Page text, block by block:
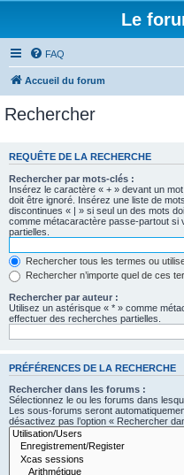
Le
FAQ
Accueil du forum
Rechercher
REQUÊTE DE LA RECHERCHE
Rechercher par mots-clés :
Insérez le caractère « + » devant un
doit être ignoré. Insérez une liste de
discontinues « | » si seul un des mots
comme métacaractère passe-partout
partielles.
Rechercher tous les termes ou
Rechercher n’importe quel de ces
Rechercher par auteur :
Utilisez un astérisque « * » comme
effectuer des recherches partielles.
PRÉFÉRENCES DE LA RECHERCHE
Rechercher dans les forums :
Sélectionnez le ou les forums dans
Les sous-forums seront
désactivez pas l’option « Rechercher